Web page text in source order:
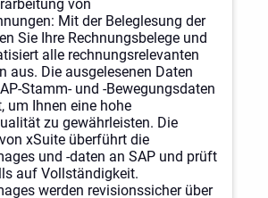
von
Mit der Beleglesung der
Sie Ihre Rechnungsbelege und
alle rechnungsrelevanten
aus. Die ausgelesenen Daten
Stamm- und -Bewegungsdaten
um Ihnen eine hohe
zu gewährleisten. Die
xSuite überführt die
und -daten an SAP und prüft
auf Vollständigkeit.
werden revisionssicher über